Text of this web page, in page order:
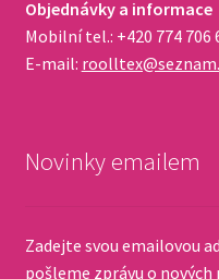
Objednávky a informace
Mobilní tel.: +420 774 706
E-mail:
Novinky emailem
Zadejte svou emailovou
pošleme zprávu o nových